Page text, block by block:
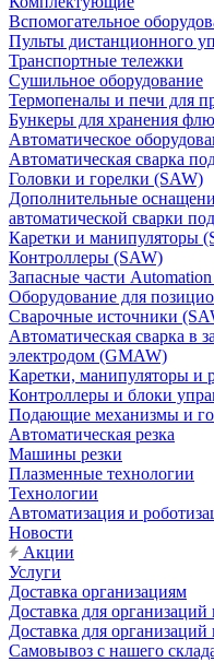
Вспомогательное
Пульты дистанционного
Транспортные тележки
Сушильное оборудование
Термопеналы и печи для
Бункеры для хранения
Автоматическое
Автоматическая сварка
Головки и горелки (SAW)
Дополнительные
автоматической сварки
Каретки и манипуляторы
Контроллеры (SAW)
Запасные части
Оборудование для
Сварочные источники
Автоматическая сварка в
электродом (GMAW)
Каретки, манипуляторы и
Контроллеры и блоки
Подающие механизмы и
Автоматическая резка
Машины резки
Плазменные технологии
Технологии
Автоматизация и
Новости
Акции
Услуги
Доставка организациям
Доставка для организаций
Доставка для
Самовывоз с нашего